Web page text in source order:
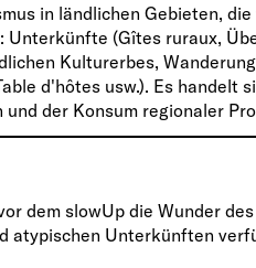
in ländlichen Gebieten,
(Gîtes ruraux,
Kulturerbes,
d'hôtes usw.). Es handelt
der Konsum regionaler
dem slowUp die Wunder
atypischen Unterkünften